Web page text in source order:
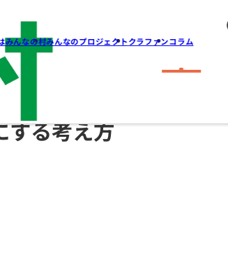
HOME
ラクにする考え